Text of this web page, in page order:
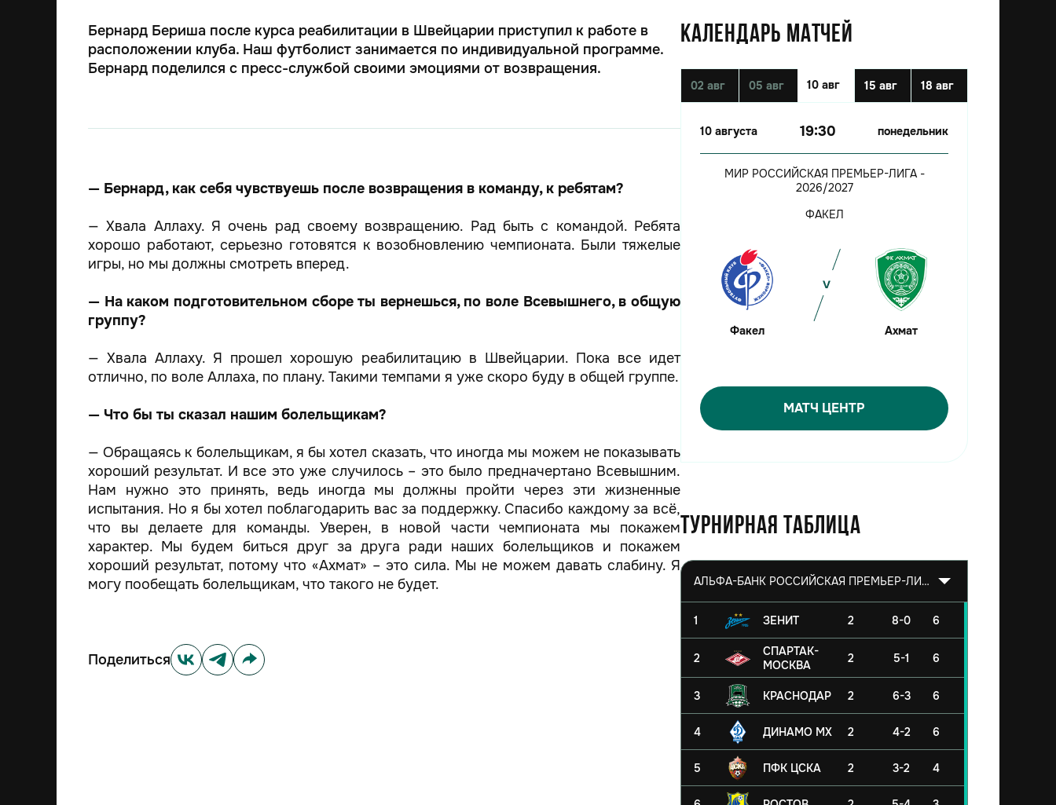
КАЛЕНДАРЬ МАТЧЕЙ
02 авг 05 авг 10 авг 15 авг 18 авг
10 августа 19:30 понедельник
МИР РОССИЙСКАЯ ПРЕМЬЕР-ЛИГА -
2026/2027
ФАКЕЛ
Факел Ахмат
МАТЧ ЦЕНТР
Турнирная таблица
АЛЬФА-БАНК РОССИЙСКАЯ ПРЕМЬЕР-ЛИГА 2026/2027
1 ЗЕНИТ 2 8-0 6
2
СПАРТАК-
МОСКВА
2 5-1 6
3 КРАСНОДАР 2 6-3 6
4 ДИНАМО МХ 2 4-2 6
5 ПФК ЦСКА 2 3-2 4
Бернард Бериша после курса реабилитации в Швейцарии приступил к работе в
расположении клуба. Наш футболист занимается по индивидуальной программе.
Бернард поделился с пресс-службой своими эмоциями от возвращения.
— Бернард, как себя чувствуешь после возвращения в команду, к ребятам?
— Хвала Аллаху. Я очень рад своему возвращению. Рад быть с командой. Ребята
хорошо работают, серьезно готовятся к возобновлению чемпионата. Были тяжелые
игры, но мы должны смотреть вперед.
— На каком подготовительном сборе ты вернешься, по воле Всевышнего, в общую
группу?
— Хвала Аллаху. Я прошел хорошую реабилитацию в Швейцарии. Пока все идет
отлично, по воле Аллаха, по плану. Такими темпами я уже скоро буду в общей группе.
— Что бы ты сказал нашим болельщикам?
— Обращаясь к болельщикам, я бы хотел сказать, что иногда мы можем не показывать
хороший результат. И все это уже случилось – это было предначертано Всевышним.
Нам нужно это принять, ведь иногда мы должны пройти через эти жизненные
испытания. Но я бы хотел поблагодарить вас за поддержку. Спасибо каждому за всё,
что вы делаете для команды. Уверен, в новой части чемпионата мы покажем
характер. Мы будем биться друг за друга ради наших болельщиков и покажем
хороший результат, потому что «Ахмат» – это сила. Мы не можем давать слабину. Я
могу пообещать болельщикам, что такого не будет.
Поделиться